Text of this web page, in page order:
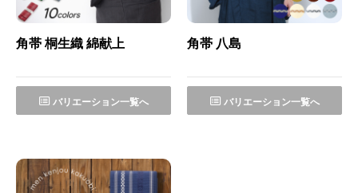
角帯 桐生織 綿献上
バリエーション一覧へ
角帯 八島
バリエーション一覧へ